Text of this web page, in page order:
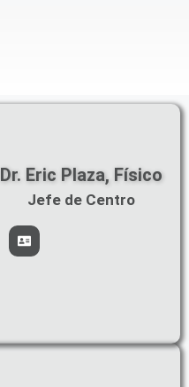
Dr. Eric Plaza, Físico
Jefe de Centro